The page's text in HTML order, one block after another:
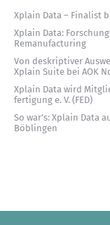
Xplain Data – Finalist
Xplain Data:
Remanufacturing
Von deskriptiver
Xplain Suite bei AOK
Xplain Data wird
fertigung e. V. (FED)
So war’s: Xplain Data
Böblingen